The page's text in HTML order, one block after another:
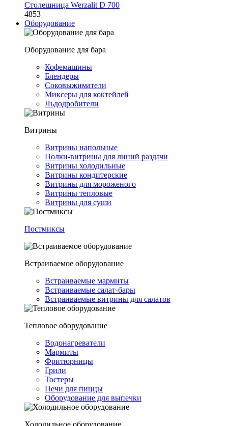
Столешница Werzalit D 700
4853
Оборудование
Оборудование для бара
Кофемашины
Блендеры
Соковыжиматели
Миксеры для коктейлей
Льдодробители
Витрины
Витрины напольные
Полки-витрины для линий раздачи
Витрины холодильные
Витрины кондитерские
Витрины для мороженого
Витрины тепловые
Витрины для суши
Постмиксы
Встраиваемое оборудование
Встраиваемые мармиты
Встраиваемые салат-бары
Встраиваемые витрины для салатов
Тепловое оборудование
Водонагреватели
Мармиты
Фритюрницы
Грили
Тостеры
Печи для пиццы
Оборудование для выпечки
Холодильное оборудование